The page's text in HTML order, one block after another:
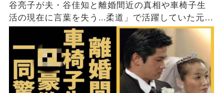
谷亮子が夫・谷佳知と離婚間近の真相や車椅子生
活の現在に言葉を失う...柔道」で活躍していた元選
手の家族が"犯●組織"との繋がりやO豪武勇伝に驚
きを隠さない...